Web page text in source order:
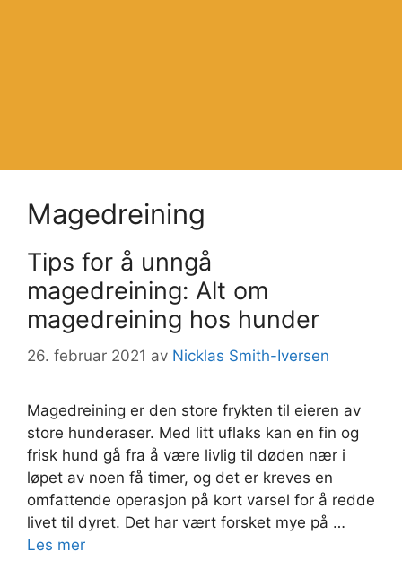
Magedreining
Tips for å unngå
magedreining: Alt om
magedreining hos hunder
26. februar 2021 av Nicklas Smith-Iversen
Magedreining er den store frykten til eieren av
store hunderaser. Med litt uflaks kan en fin og
frisk hund gå fra å være livlig til døden nær i
løpet av noen få timer, og det er kreves en
omfattende operasjon på kort varsel for å redde
livet til dyret. Det har vært forsket mye på …
Les mer